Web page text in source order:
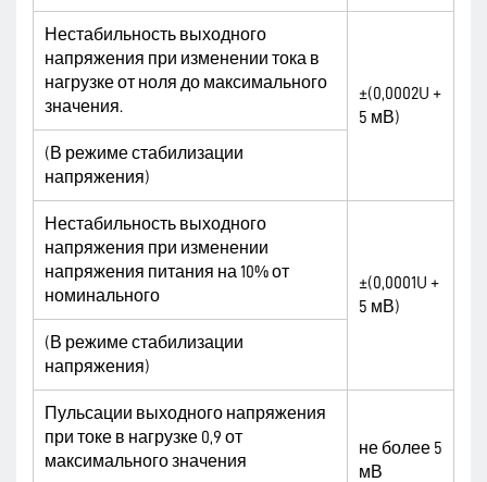
Нестабильность выходного
напряжения при изменении тока в
нагрузке от ноля до максимального
значения.
±(0,0002U +
5 мВ)
(В режиме стабилизации
напряжения)
Нестабильность выходного
напряжения при изменении
напряжения питания на 10% от
номинального
±(0,0001U +
5 мВ)
(В режиме стабилизации
напряжения)
Пульсации выходного напряжения
при токе в нагрузке 0,9 от
максимального значения
не более 5
мВ